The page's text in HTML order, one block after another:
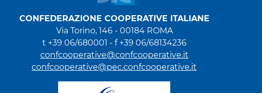
CONFEDERAZIONE COOPERATIVE ITALIANE
Via Torino, 146 - 00184 ROMA
t +39 06/680001 - f +39 06/68134236
confcooperative@confcooperative.it
confcooperative@pec.confcooperative.it